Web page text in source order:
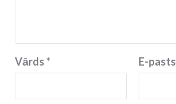
Vārds* E-pasts